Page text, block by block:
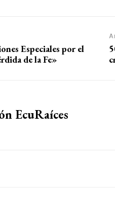
Especiales por el
de la Fe»
EcuRaíces